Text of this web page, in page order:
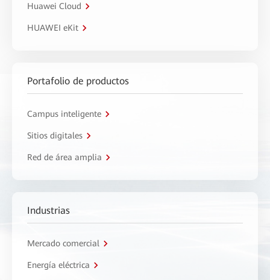
Huawei Cloud
HUAWEI eKit
Portafolio de productos
Campus inteligente
Sitios digitales
Red de área amplia
Industrias
Mercado comercial
Energía eléctrica